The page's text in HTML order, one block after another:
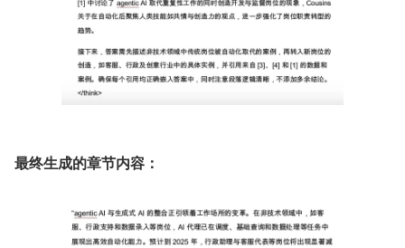
最终生成的章节内容：